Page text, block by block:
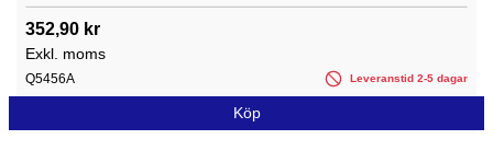
352,90 kr
Exkl. moms
Q5456A Leveranstid 2-5 dagar
Köp